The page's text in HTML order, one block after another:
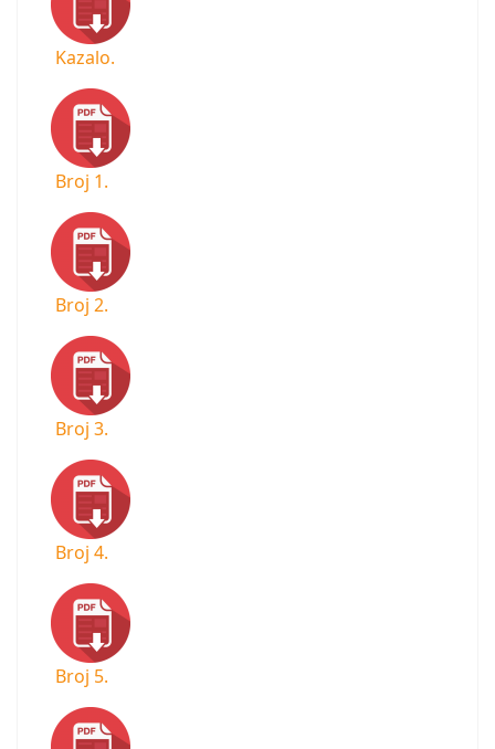
Kazalo.
Broj 1.
Broj 2.
Broj 3.
Broj 4.
Broj 5.